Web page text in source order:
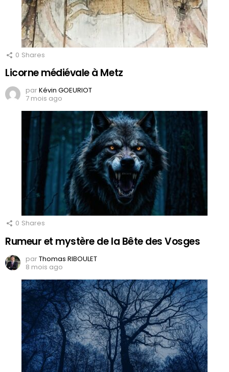
0 Shares
Licorne médiévale à Metz
parKévin GOEURIOT
7 mois ago
0 Shares
Rumeur et mystère de la Bête des Vosges
parThomas RIBOULET
8 mois ago